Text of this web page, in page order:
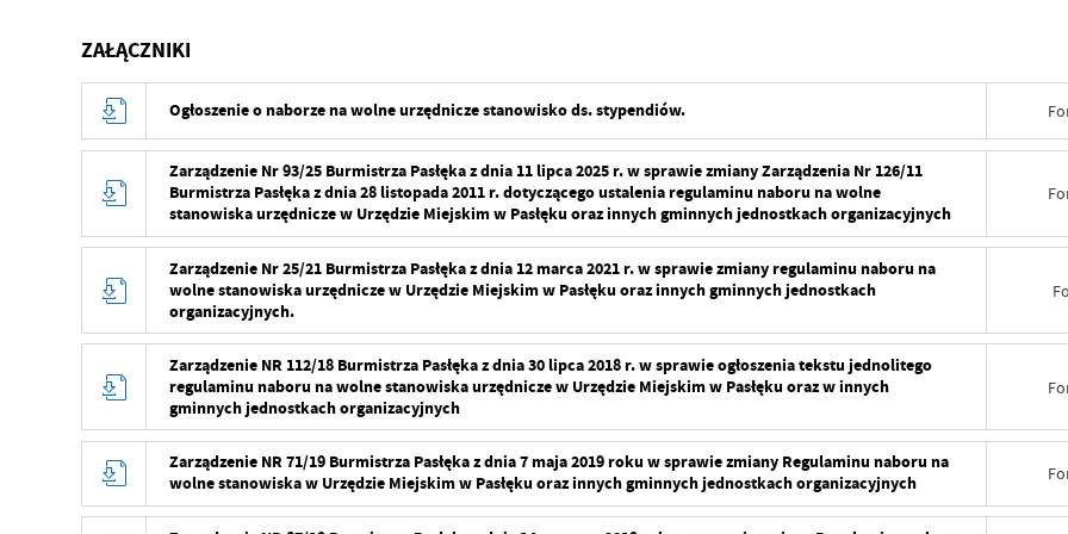
ZAŁĄCZNIKI
Ogłoszenie o naborze na wolne urzędnicze stanowisko ds. stypendiów.
Data
Zarządzenie Nr 93/25 Burmistrza Pasłęka z dnia 11 lipca 2025 r. w sprawie zmiany Zarządzenia Nr 126/11
Burmistrza Pasłęka z dnia 28 listopada 2011 r. dotyczącego ustalenia regulaminu naboru na wolne
stanowiska urzędnicze w Urzędzie Miejskim w Pasłęku oraz innych gminnych jednostkach organizacyjnych
Data
Zarządzenie Nr 25/21 Burmistrza Pasłęka z dnia 12 marca 2021 r. w sprawie zmiany regulaminu naboru na
wolne stanowiska urzędnicze w Urzędzie Miejskim w Pasłęku oraz innych gminnych jednostkach
organizacyjnych.
Data
Zarządzenie NR 112/18 Burmistrza Pasłęka z dnia 30 lipca 2018 r. w sprawie ogłoszenia tekstu jednolitego
regulaminu naboru na wolne stanowiska urzędnicze w Urzędzie Miejskim w Pasłęku oraz w innych
gminnych jednostkach organizacyjnych
Zarządzenie NR 71/19 Burmistrza Pasłęka z dnia 7 maja 2019 roku w sprawie zmiany Regulaminu naboru na
wolne stanowiska w Urzędzie Miejskim w Pasłęku oraz innych gminnych jednostkach organizacyjnych